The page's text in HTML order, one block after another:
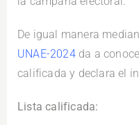
De igual manera
UNAE-2024 da a
calificada y declara el
Lista calificada: